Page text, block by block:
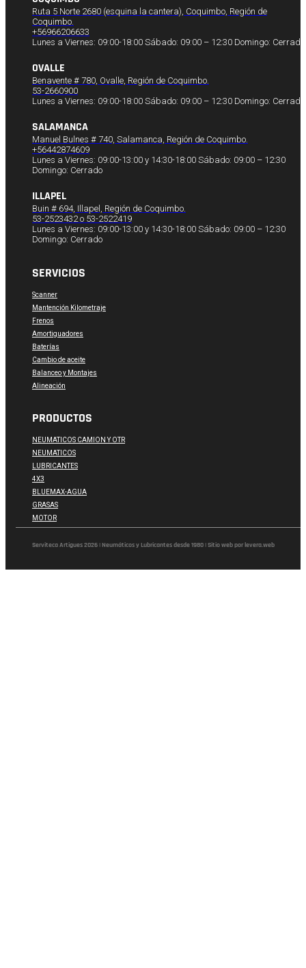
Ruta 5 Norte 2680 (esquina la cantera), Coquimbo, Región de
Coquimbo.
+56966206633
Lunes a Viernes: 09:00-18:00 Sábado: 09:00 – 12:30 Domingo: Cerrado
OVALLE
Benavente # 780, Ovalle, Región de Coquimbo.
53-2660900
Lunes a Viernes: 09:00-18:00 Sábado: 09:00 – 12:30 Domingo: Cerrado
SALAMANCA
Manuel Bulnes # 740, Salamanca, Región de Coquimbo.
+56442874609
Lunes a Viernes: 09:00-13:00 y 14:30-18:00 Sábado: 09:00 – 12:30
Domingo: Cerrado
ILLAPEL
Buin # 694, Illapel, Región de Coquimbo.
53-2523432 o 53-2522419
Lunes a Viernes: 09:00-13:00 y 14:30-18:00 Sábado: 09:00 – 12:30
Domingo: Cerrado
SERVICIOS
Scanner
Mantención Kilometraje
Frenos
Amortiguadores
Baterías
Cambio de aceite
Balanceo y Montajes
Alineación
PRODUCTOS
NEUMATICOS CAMION Y OTR
NEUMATICOS
LUBRICANTES
4X3
BLUEMAX-AGUA
GRASAS
MOTOR
Serviteca Artigues 2026 | Neumáticos y Lubricantes desde 1980 | Sitio web por levera.web